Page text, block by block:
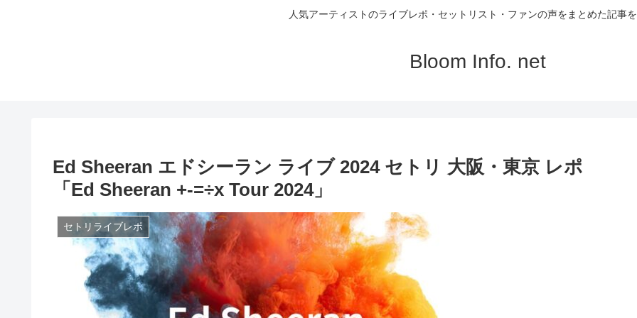
人気アーティストのライブレポ・セットリスト・ファンの声をまとめた記事
Bloom Info. net
Ed Sheeran エドシーラン ライブ 2024 セトリ 大阪・東京 レポ
「Ed Sheeran +-=÷x Tour 2024」
セトリライブレポ